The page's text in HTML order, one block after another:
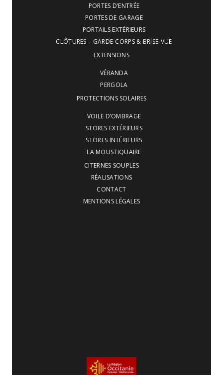
PORTES D’ENTRÉE
PORTES DE GARAGE
PORTAILS EXTÉRIEURS
CLÔTURES – GARDE-CORPS & BRISE-VUE
EXTENSIONS
VÉRANDA
PERGOLA
PROTECTIONS SOLAIRES
VOILE D’OMBRAGE
STORES EXTÉRIEURS
STORES INTÉRIEURS
LA MOUSTIQUAIRE
CITERNES SOUPLES
RÉALISATIONS
CONTACT
MENTIONS LÉGALES